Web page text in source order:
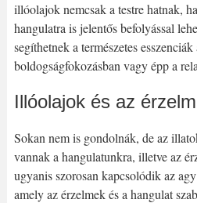
illóolajok nemcsak a testre hatnak,
hangulatra is jelentős befolyással
segíthetnek a természetes
boldogságfokozásban vagy épp a
Illóolajok és az
Sokan nem is gondolnák, de az
vannak a hangulatunkra, illetve az
ugyanis szorosan kapcsolódik az
amely az érzelmek és a hangulat